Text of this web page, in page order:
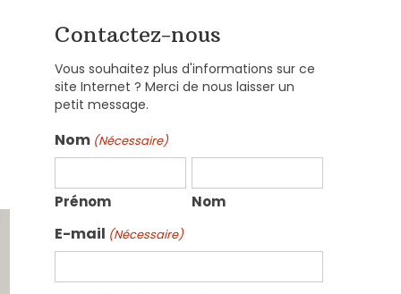
Contactez-nous
Vous souhaitez plus d'informations sur ce
site Internet ? Merci de nous laisser un
petit message.
Nom (Nécessaire)
Prénom Nom
E-mail (Nécessaire)